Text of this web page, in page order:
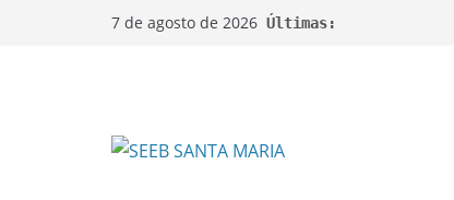
7 de agosto de 2026 Últimas: